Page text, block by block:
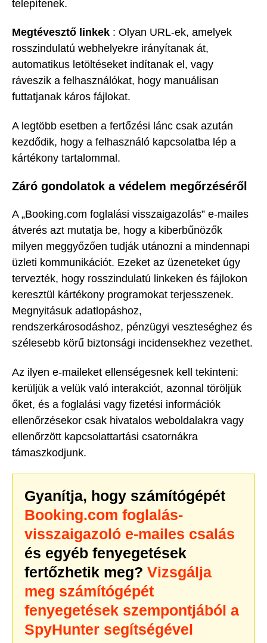
telepítenek.
Megtévesztő linkek : Olyan URL-ek, amelyek
rosszindulatú webhelyekre irányítanak át,
automatikus letöltéseket indítanak el, vagy
ráveszik a felhasználókat, hogy manuálisan
futtatjanak káros fájlokat.
A legtöbb esetben a fertőzési lánc csak azután
kezdődik, hogy a felhasználó kapcsolatba lép a
kártékony tartalommal.
Záró gondolatok a védelem megőrzéséről
A „Booking.com foglalási visszaigazolás” e-mailes
átverés azt mutatja be, hogy a kiberbűnözők
milyen meggyőzően tudják utánozni a mindennapi
üzleti kommunikációt. Ezeket az üzeneteket úgy
tervezték, hogy rosszindulatú linkeken és fájlokon
keresztül kártékony programokat terjesszenek.
Megnyitásuk adatlopáshoz,
rendszerkárosodáshoz, pénzügyi veszteséghez és
szélesebb körű biztonsági incidensekhez vezethet.
Az ilyen e-maileket ellenségesnek kell tekinteni:
kerüljük a velük való interakciót, azonnal töröljük
őket, és a foglalási vagy fizetési információk
ellenőrzésekor csak hivatalos weboldalakra vagy
ellenőrzött kapcsolattartási csatornákra
támaszkodjunk.
Gyanítja, hogy számítógépét
Booking.com foglalás-
visszaigazoló e-mailes csalás
és egyéb fenyegetések
fertőzhetik meg? Vizsgálja
meg számítógépét
fenyegetések szempontjából a
SpyHunter segítségével